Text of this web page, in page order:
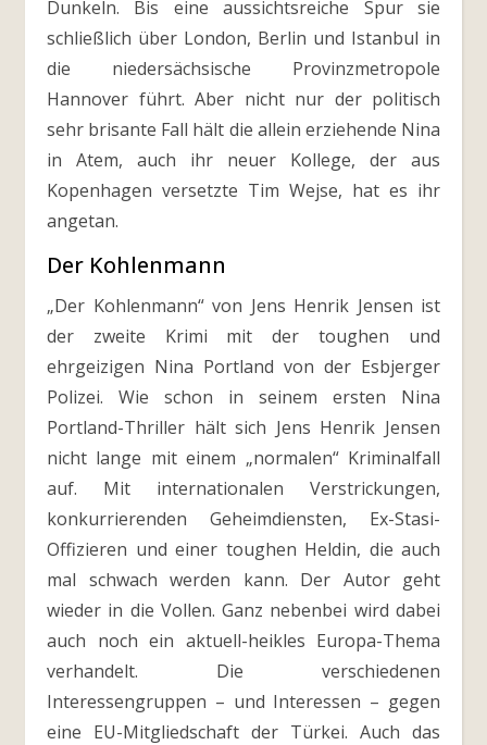
Dunkeln. Bis eine aussichtsreiche Spur sie
schließlich über London, Berlin und Istanbul in
die niedersächsische Provinzmetropole
Hannover führt. Aber nicht nur der politisch
sehr brisante Fall hält die allein erziehende Nina
in Atem, auch ihr neuer Kollege, der aus
Kopenhagen versetzte Tim Wejse, hat es ihr
angetan.
Der Kohlenmann
„Der Kohlenmann“ von Jens Henrik Jensen ist
der zweite Krimi mit der toughen und
ehrgeizigen Nina Portland von der Esbjerger
Polizei. Wie schon in seinem ersten Nina
Portland-Thriller hält sich Jens Henrik Jensen
nicht lange mit einem „normalen“ Kriminalfall
auf. Mit internationalen Verstrickungen,
konkurrierenden Geheimdiensten, Ex-Stasi-
Offizieren und einer toughen Heldin, die auch
mal schwach werden kann. Der Autor geht
wieder in die Vollen. Ganz nebenbei wird dabei
auch noch ein aktuell-heikles Europa-Thema
verhandelt. Die verschiedenen
Interessengruppen – und Interessen – gegen
eine EU-Mitgliedschaft der Türkei. Auch das